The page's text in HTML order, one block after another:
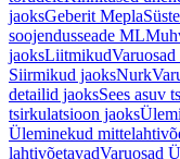
jaoksGeberit Mepla
soojendusseade ML
jaoksLiitmikud
Siirmikud jaoksNurk
detailid jaoksSees asuv
tsirkulatsioon jaoks
Üleminekud
lahtivõetavadVaruosad